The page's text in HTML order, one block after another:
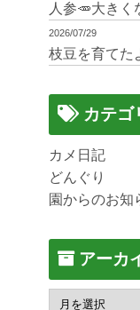
人参🥕大きく
2026/07/29
枝豆を育て
カテゴ
カメ日記
どんぐり
園からのお知
アーカ